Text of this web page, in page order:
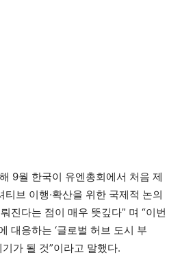
9월 한국이 유엔총회에서 처음 제
브 이행·확산을 위한 국제적 논의
진다는 점이 매우 뜻깊다” 며 “이번
대응하는 ‘글로벌 허브 도시 부
가 될 것”이라고 말했다.